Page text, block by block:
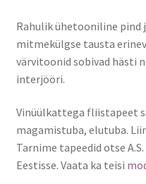
Rahulik ühetooniline pind
mitmekülgse tausta
värvitoonid sobivad hästi
interjööri.
Vinüülkattega fliistapeet
magamistuba, elutuba.
Tarnime tapeedid otse
Eestisse. Vaata ka teisi